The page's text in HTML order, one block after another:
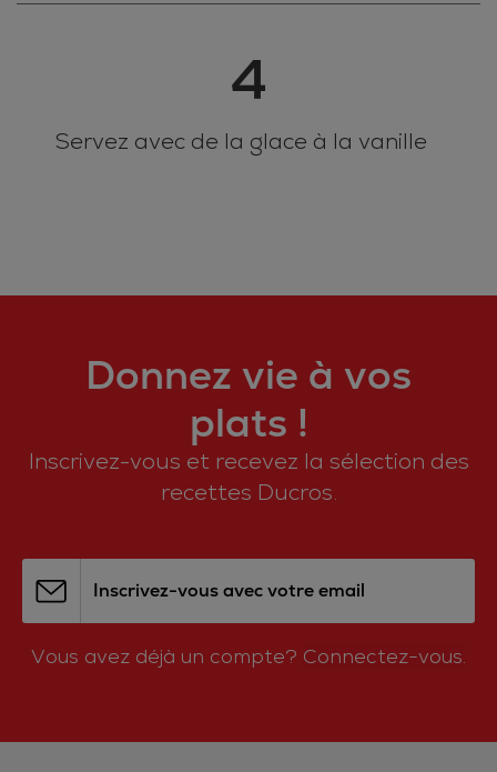
4
Servez avec de la glace à la vanille
Donnez vie à vos
plats !
Inscrivez-vous et recevez la sélection des
recettes Ducros.
Inscrivez-vous avec votre email
Vous avez déjà un compte? Connectez-vous.